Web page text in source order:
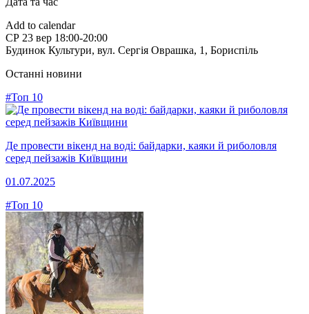
Add to calendar
СР 23 вер 18:00-20:00
Будинок Культури, вул. Сергія Оврашка, 1 , Бориспіль
Останні новини
#Топ 10
Де провести вікенд на воді: байдарки, каяки й риболовля
серед пейзажів Київщини
01.07.2025
#Топ 10